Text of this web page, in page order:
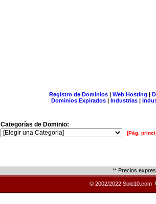
Registro de Dominios| Web Hosting |
Dominios Expirados | Industrias |
Categorías de Dominio:
[Pág.
** Precios
© 2002/2022 Solo10.com